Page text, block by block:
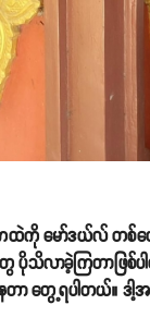
ကို မော်ဒယ်လ် တစ်ယေ
သိလာခဲ့ကြတာဖြစ်
တွေ့ရပါတယ်။ ဒါ့အပ